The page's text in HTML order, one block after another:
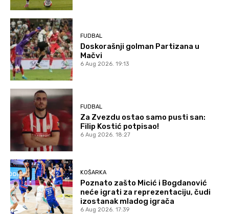
FUDBAL
Doskorašnji golman Partizana u
Mačvi
6 Aug 2026. 19:13
FUDBAL
Za Zvezdu ostao samo pusti san:
Filip Kostić potpisao!
6 Aug 2026. 18:27
KOŠARKA
Poznato zašto Micić i Bogdanović
neće igrati za reprezentaciju, čudi
izostanak mladog igrača
6 Aug 2026. 17:39